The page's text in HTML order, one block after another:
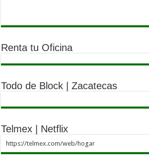
Renta tu Oficina
Todo de Block | Zacatecas
Telmex | Netflix
https://telmex.com/web/hogar